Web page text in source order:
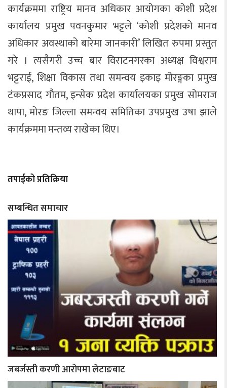
कार्यक्रममा राष्ट्रिय मानव अधिकार आयोगका कोशी प्रदेश
कार्यालय प्रमुख पवनकुमार भट्टले ‘कोशी प्रदेशको मानव
अधिकार अवस्थाको बारेमा जानकारी’ लिखित रुपमा प्रस्तुत
गरे । त्यसैगरी उच्च बार विराटनगरका अध्यक्ष विश्वराम
भट्टराई, शिक्षा विकास तथा समन्वय इकाइ मोरङ्गका प्रमुख
टंकप्रसाद गौतम, इन्सेक प्रदेश कार्यालयका प्रमुख सोमराज
थापा, मोरङ जिल्ला समन्वय समितिका उपप्रमुख उषा झाले
कार्यक्रममा मन्तव्य राखेका थिए।
तपाईको प्रतिक्रिया
सम्बन्धित समाचार
जबर्जस्ती करणी आरोपमा लेटाङबाट